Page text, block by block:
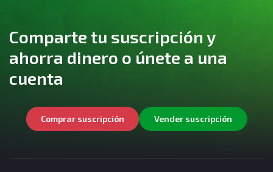
Comparte tu suscripción y
ahorra dinero o únete a una
cuenta
Comprar suscripción Vender suscripción